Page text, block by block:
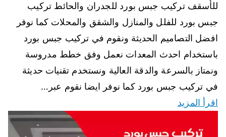
للأسقف تركيب جبس بورد للجدران والحائط تركيب
جبس بورد للفلل والمنازل والشقق والمحلات كما نوفر
افضل التصاميم الحديثة ونقوم في تركيب جبس بورد
باستخدام احدث المعدات نعمل وفق خطط مدروسة
ونمتاز بالسرعة والدقة العالية ونستخدم تقنيات حديثة
في تركيب جبس بورد كما نوفر ايضا نقوم عبر…
اقرأ المزيد